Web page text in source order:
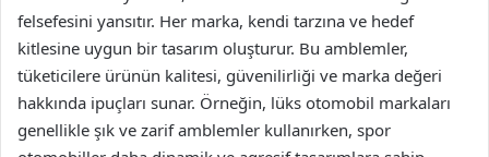
felsefesini yansıtır. Her marka, kendi tarzına ve hedef
kitlesine uygun bir tasarım oluşturur. Bu amblemler,
tüketicilere ürünün kalitesi, güvenilirliği ve marka değeri
hakkında ipuçları sunar. Örneğin, lüks otomobil markaları
genellikle şık ve zarif amblemler kullanırken, spor